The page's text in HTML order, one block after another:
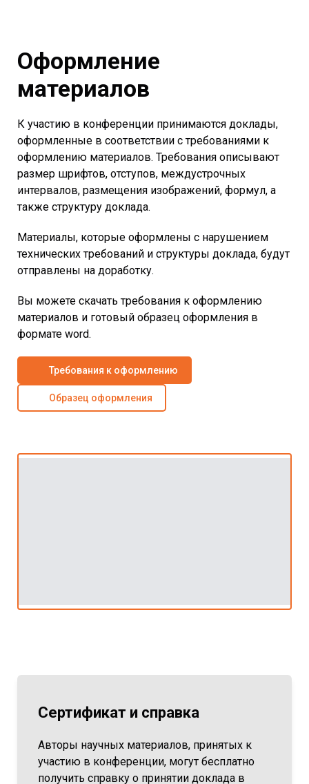
Оформление
материалов
К участию в конференции принимаются доклады,
оформленные в соответствии с требованиями к
оформлению материалов. Требования описывают
размер шрифтов, отступов, междустрочных
интервалов, размещения изображений, формул, а
также структуру доклада.
Материалы, которые оформлены с нарушением
технических требований и структуры доклада, будут
отправлены на доработку.
Вы можете скачать требования к оформлению
материалов и готовый образец оформления в
формате word.
Требования к оформлению
Образец оформления
Сертификат и справка
Авторы научных материалов, принятых к
участию в конференции, могут бесплатно
получить справку о принятии доклада в